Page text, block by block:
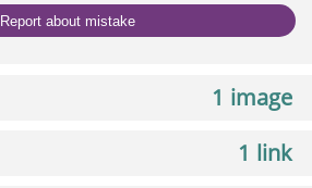
Report about mistake
1 image
1 link